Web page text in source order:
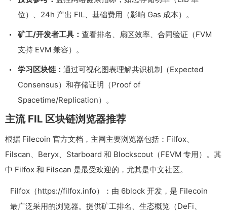
位）、24h 产出 FIL、基础费用（影响 Gas 成本）。
矿工/开发者工具： 查看排名、扇区效率、合同验证（FVM
支持 EVM 兼容）。
学习区块链： 通过可视化图表理解共识机制（Expected
Consensus）和存储证明（Proof of
Spacetime/Replication）。
主流 FIL 区块链浏览器推荐
根据 Filecoin 官方文档，主网主要浏览器包括：Filfox、
Filscan、Beryx、Starboard 和 Blockscout（FEVM 专用）。其
中 Filfox 和 Filscan 是最受欢迎的，尤其是中文社区。
Filfox（https://filfox.info）：由 6block 开发，是 Filecoin
最广泛采用的浏览器。提供矿工排名、生态概览（DeFi、